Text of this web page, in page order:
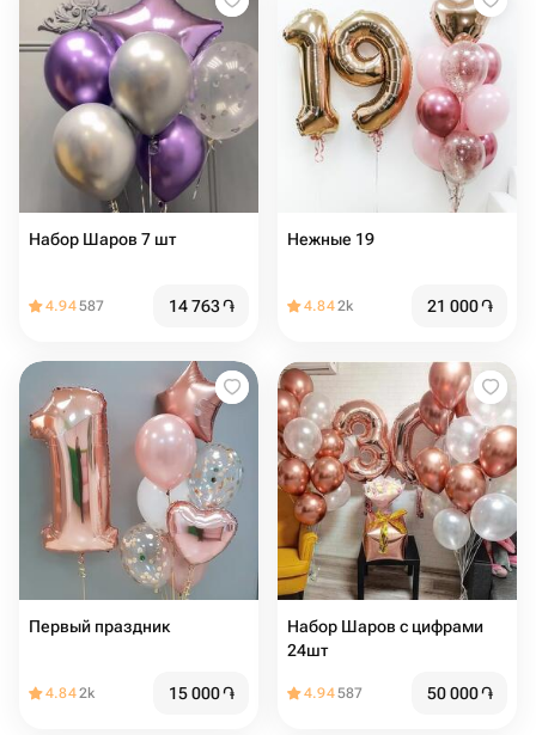
Набор Шаров 7 шт
4.94587 14 763֏
Нежные 19
4.842k 21 000֏
Первый праздник
4.842k 15 000֏
Набор Шаров с цифрами
24шт
4.94587 50 000֏